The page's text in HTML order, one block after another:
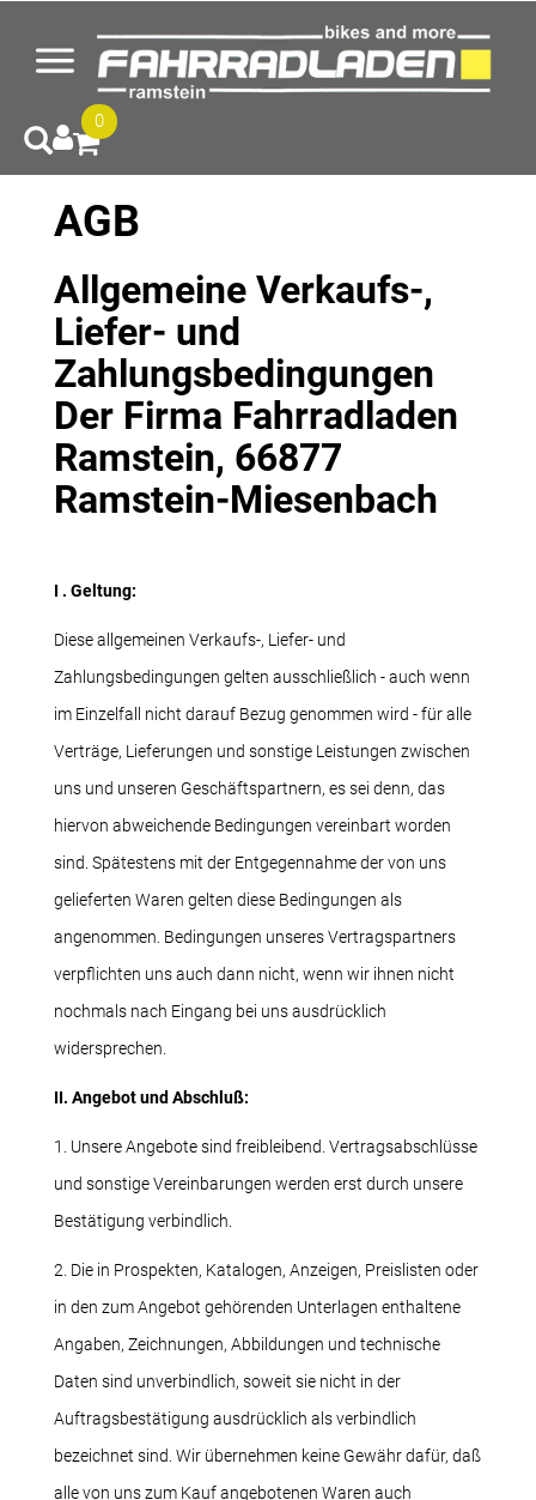
0
AGB
Allgemeine Verkaufs-,
Liefer- und
Zahlungsbedingungen
Der Firma Fahrradladen
Ramstein, 66877
Ramstein-Miesenbach
I . Geltung:
Diese allgemeinen Verkaufs-, Liefer- und
Zahlungsbedingungen gelten ausschließlich - auch wenn
im Einzelfall nicht darauf Bezug genommen wird - für alle
Verträge, Lieferungen und sonstige Leistungen zwischen
uns und unseren Geschäftspartnern, es sei denn, das
hiervon abweichende Bedingungen vereinbart worden
sind. Spätestens mit der Entgegennahme der von uns
gelieferten Waren gelten diese Bedingungen als
angenommen. Bedingungen unseres Vertragspartners
verpflichten uns auch dann nicht, wenn wir ihnen nicht
nochmals nach Eingang bei uns ausdrücklich
widersprechen.
II. Angebot und Abschluß:
1. Unsere Angebote sind freibleibend. Vertragsabschlüsse
und sonstige Vereinbarungen werden erst durch unsere
Bestätigung verbindlich.
2. Die in Prospekten, Katalogen, Anzeigen, Preislisten oder
in den zum Angebot gehörenden Unterlagen enthaltene
Angaben, Zeichnungen, Abbildungen und technische
Daten sind unverbindlich, soweit sie nicht in der
Auftragsbestätigung ausdrücklich als verbindlich
bezeichnet sind. Wir übernehmen keine Gewähr dafür, daß
alle von uns zum Kauf angebotenen Waren auch